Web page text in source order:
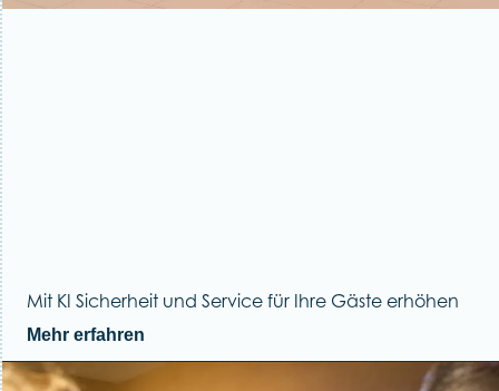
Mit KI Sicherheit und Service für Ihre Gäste erhöhen
Mehr erfahren